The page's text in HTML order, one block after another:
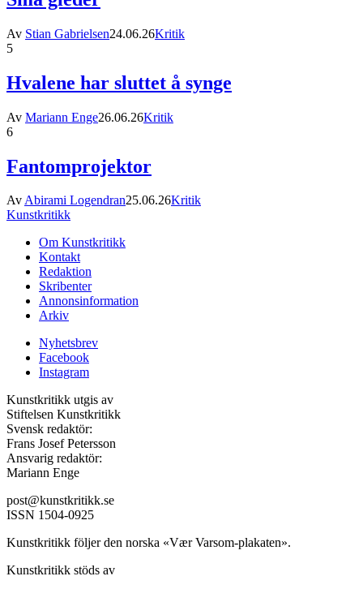
Av Stian Gabrielsen24.06.26Kritik
5
Hvalene har sluttet å synge
Av Mariann Enge26.06.26Kritik
6
Fantomprojektor
AvAbirami Logendran25.06.26Kritik
Kunstkritikk
Om Kunstkritikk
Kontakt
Redaktion
Skribenter
Annonsinformation
Arkiv
Nyhetsbrev
Facebook
Instagram
Kunstkritikk utgis av
Stiftelsen Kunstkritikk
Svensk redaktör:
Frans Josef Petersson
Ansvarig redaktör:
Mariann Enge
post@kunstkritikk.se
ISSN 1504-0925
Kunstkritikk följer den norska «Vær Varsom-plakaten».
Kunstkritikk stöds av